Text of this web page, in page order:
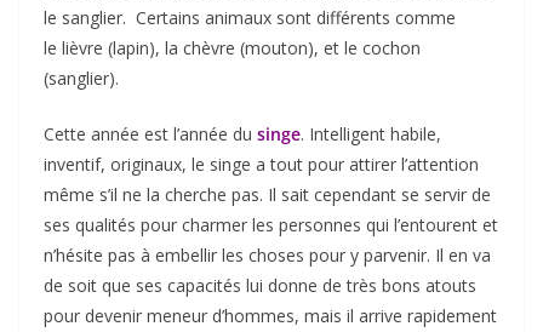
le sanglier. Certains animaux sont différents comme
le lièvre (lapin), la chèvre (mouton), et le cochon
(sanglier).
Cette année est l’année du singe. Intelligent habile,
inventif, originaux, le singe a tout pour attirer l’attention
même s’il ne la cherche pas. Il sait cependant se servir de
ses qualités pour charmer les personnes qui l’entourent et
n’hésite pas à embellir les choses pour y parvenir. Il en va
de soit que ses capacités lui donne de très bons atouts
pour devenir meneur d’hommes, mais il arrive rapidement